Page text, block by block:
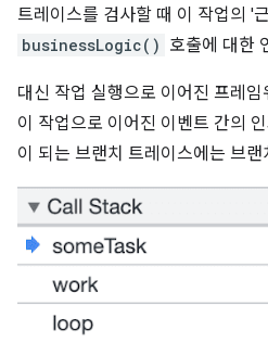
트레이스를 검사할 때 이 작업의 '
businessLogic() 호출에 대한
대신 작업 실행으로 이어진 프레
이 작업으로 이어진 이벤트 간의
이 되는 브랜치 트레이스에는 브